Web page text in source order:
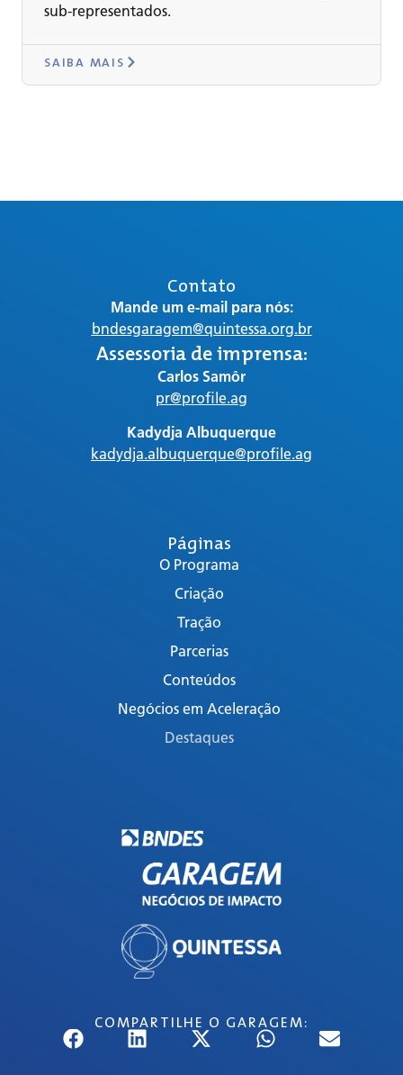
sub-representados.
SAIBA MAIS
COMPARTILHE O GARAGEM:
Páginas
O Programa
Criação
Tração
Parcerias
Conteúdos
Negócios em Aceleração
Destaques
Contato
Mande um e-mail para nós:
bndesgaragem@quintessa.org.br
Assessoria de imprensa:
Carlos Samôr
pr@profile.ag
Kadydja Albuquerque
kadydja.albuquerque@profile.ag